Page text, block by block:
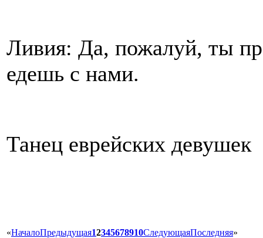
Ливия: Да, пожалуй, ты
едешь с нами.
Танец еврейских девушек
«НачалоПредыдущая12345678910СледующаяПоследняя»